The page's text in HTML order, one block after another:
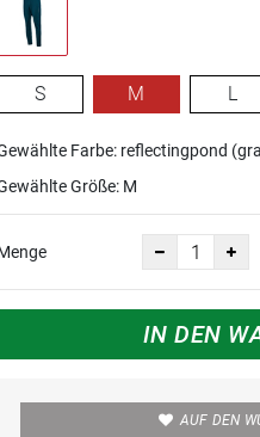
S M L
Farbe: reflectingpond
Größe: M
IN DEN
AUF DEN